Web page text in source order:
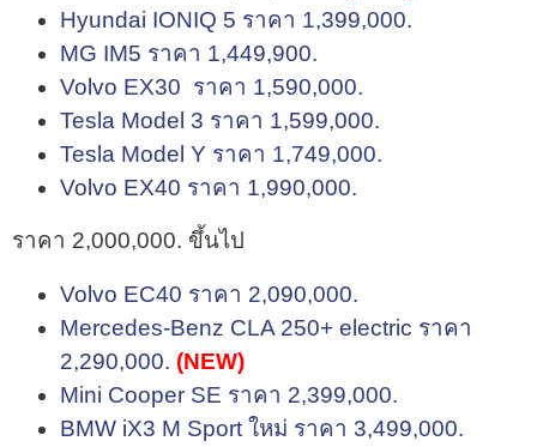
Hyundai IONIQ 5 ราคา 1,399,000.
MG IM5 ราคา 1,449,900.
Volvo EX30 ราคา 1,590,000.
Tesla Model 3 ราคา 1,599,000.
Tesla Model Y ราคา 1,749,000.
Volvo EX40 ราคา 1,990,000.
ราคา 2,000,000. ขึ้นไป
Volvo EC40 ราคา 2,090,000.
Mercedes-Benz CLA 250+ electric ราคา
2,290,000. (NEW)
Mini Cooper SE ราคา 2,399,000.
BMW iX3 M Sport ใหม่ ราคา 3,499,000.